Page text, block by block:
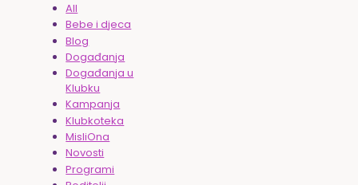
All
Bebe i djeca
Blog
Događanja
Događanja u
Klubku
Kampanja
Klubkoteka
MisliOna
Novosti
Programi